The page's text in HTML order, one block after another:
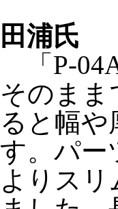
田浦氏
「P-
そのまま
ると幅
す。パー
よりス